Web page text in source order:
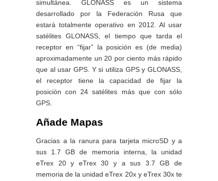
simultánea. GLONASS es un sistema
desarrollado por la Federación Rusa que
estará totalmente operativo en 2012. Al usar
satélites GLONASS, el tiempo que tarda el
receptor en “fijar” la posición es (de media)
aproximadamente un 20 por ciento más rápido
que al usar GPS. Y si utiliza GPS y GLONASS,
el receptor tiene la capacidad de fijar la
posición con 24 satélites más que con sólo
GPS.
Añade Mapas
Gracias a la ranura para tarjeta microSD y a
sus 1.7 GB de memoria interna, la unidad
eTrex 20 y eTrex 30 y a sus 3.7 GB de
memoria de la unidad eTrex 20x y eTrex 30x te